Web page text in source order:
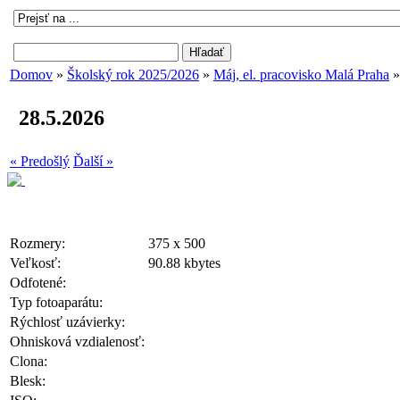
Domov » Školský rok 2025/2026 » Máj, el. pracovisko Malá Praha
28.5.2026
« Predošlý Ďalší »
Rozmery:
375 x 500
Veľkosť:
90.88 kbytes
Odfotené:
Typ fotoaparátu:
Rýchlosť uzávierky:
Ohnisková vzdialenosť:
Clona:
Blesk: